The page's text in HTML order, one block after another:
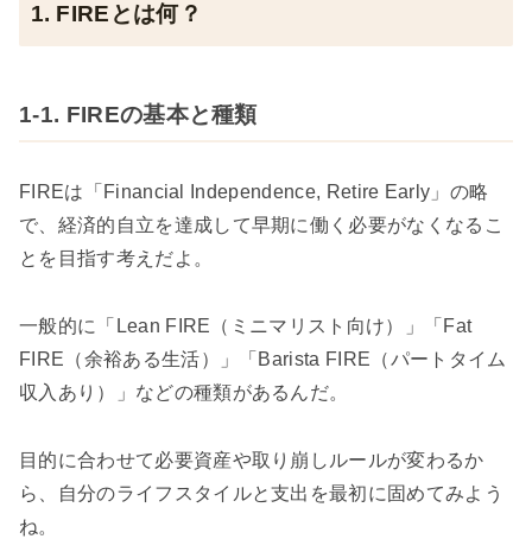
1. FIREとは何？
1-1. FIREの基本と種類
FIREは「Financial Independence, Retire Early」の略
で、経済的自立を達成して早期に働く必要がなくなるこ
とを目指す考えだよ。
一般的に「Lean FIRE（ミニマリスト向け）」「Fat
FIRE（余裕ある生活）」「Barista FIRE（パートタイム
収入あり）」などの種類があるんだ。
目的に合わせて必要資産や取り崩しルールが変わるか
ら、自分のライフスタイルと支出を最初に固めてみよう
ね。